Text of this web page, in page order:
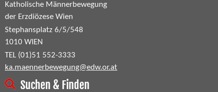
Katholische Männerbewegung
der Erzdiözese Wien
Stephansplatz 6/5/548
1010 WIEN
TEL (01)51 552-3333
ka.maennerbewegung@edw.or.at
Suchen & Finden